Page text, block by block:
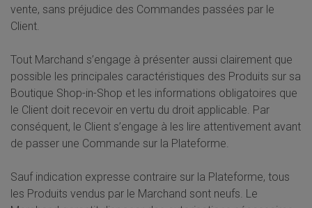
vente, sans préjudice des Commandes passées par le
Client.
Tout Marchand s’engage à présenter aussi clairement que
possible les principales caractéristiques des Produits sur sa
Boutique Shop-in-Shop et les informations obligatoires que
le Client doit recevoir en vertu du droit applicable. Par
conséquent, le Client s’engage à les lire attentivement avant
de passer une Commande sur la Plateforme.
Sauf indication expresse contraire sur la Plateforme, tous
les Produits vendus par le Marchand sont neufs. Le